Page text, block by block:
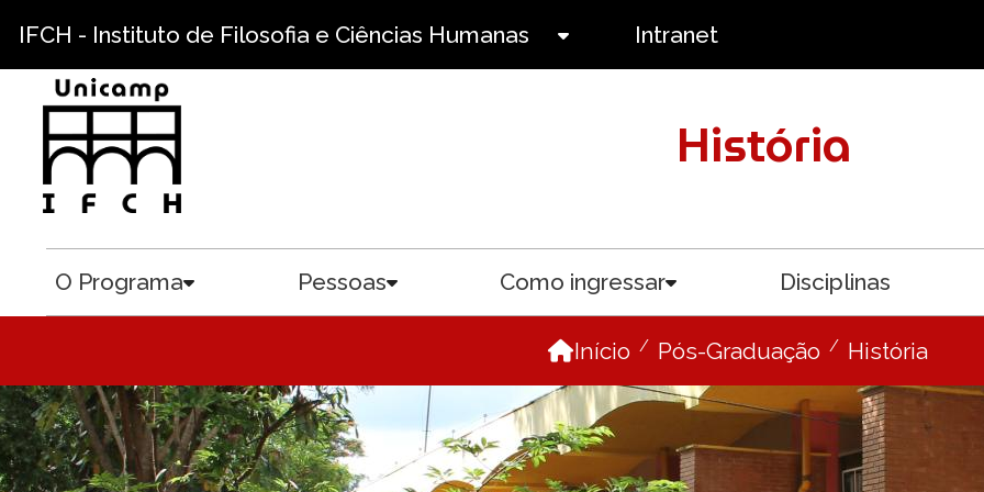
IFCH - Instituto de Filosofia e Ciências Humanas Intranet
História
O Programa Pessoas Como ingressar Disciplinas
Início Pós-Graduação História